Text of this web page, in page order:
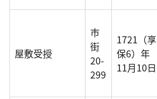
屋敷受授
市
街
20-
299
1721（享
保6）年
11月10日